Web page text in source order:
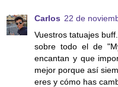
Carlos 22 de
Vuestros tatuajes
sobre todo el de
encantan y que
mejor porque así
eres y cómo has